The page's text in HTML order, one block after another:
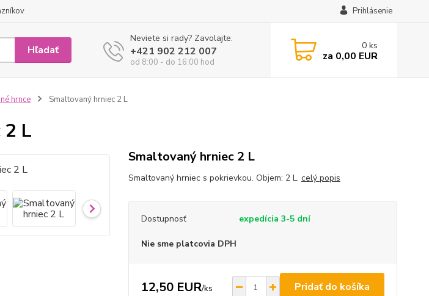
Prihlásenie
Hľadať
Neviete si rady? Zavolajte.
+421 902 212 007
od 8:00 - do 16:00 hod
0 ks
za 0,00 EUR
hrnce Smaltovaný hrniec 2 L
L
Smaltovaný hrniec 2 L
Smaltovaný hrniec s pokrievkou. Objem: 2 L. celý popis
Dostupnosť expedícia 3-5 dní
Nie sme platcovia DPH
12,50 EUR/ks Pridať do košíka